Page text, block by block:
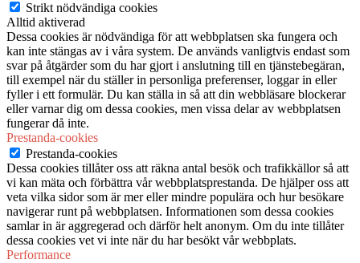
Strikt nödvändiga cookies
Alltid aktiverad
Dessa cookies är nödvändiga för att webbplatsen ska fungera och
kan inte stängas av i våra system. De används vanligtvis endast som
svar på åtgärder som du har gjort i anslutning till en tjänstebegäran,
till exempel när du ställer in personliga preferenser, loggar in eller
fyller i ett formulär. Du kan ställa in så att din webbläsare blockerar
eller varnar dig om dessa cookies, men vissa delar av webbplatsen
fungerar då inte.
Prestanda-cookies
Prestanda-cookies
Dessa cookies tillåter oss att räkna antal besök och trafikkällor så att
vi kan mäta och förbättra vår webbplatsprestanda. De hjälper oss att
veta vilka sidor som är mer eller mindre populära och hur besökare
navigerar runt på webbplatsen. Informationen som dessa cookies
samlar in är aggregerad och därför helt anonym. Om du inte tillåter
dessa cookies vet vi inte när du har besökt vår webbplats.
Performance